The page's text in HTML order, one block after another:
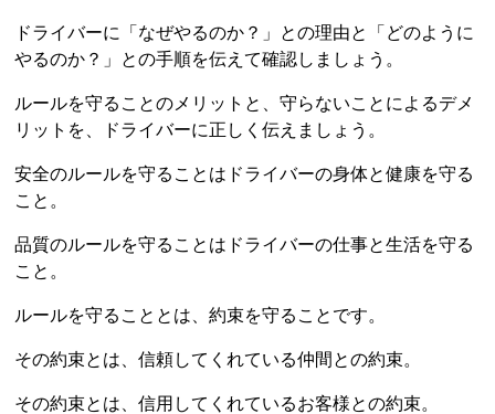
ドライバーに「なぜやるのか？」との理由と「どのように
やるのか？」との手順を伝えて確認しましょう。
ルールを守ることのメリットと、守らないことによるデメ
リットを、ドライバーに正しく伝えましょう。
安全のルールを守ることはドライバーの身体と健康を守る
こと。
品質のルールを守ることはドライバーの仕事と生活を守る
こと。
ルールを守ることとは、約束を守ることです。
その約束とは、信頼してくれている仲間との約束。
その約束とは、信用してくれているお客様との約束。